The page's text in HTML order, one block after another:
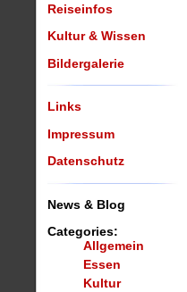
Reiseinfos
Kultur & Wissen
Bildergalerie
Links
Impressum
Datenschutz
News & Blog
Categories:
Allgemein
Essen
Kultur